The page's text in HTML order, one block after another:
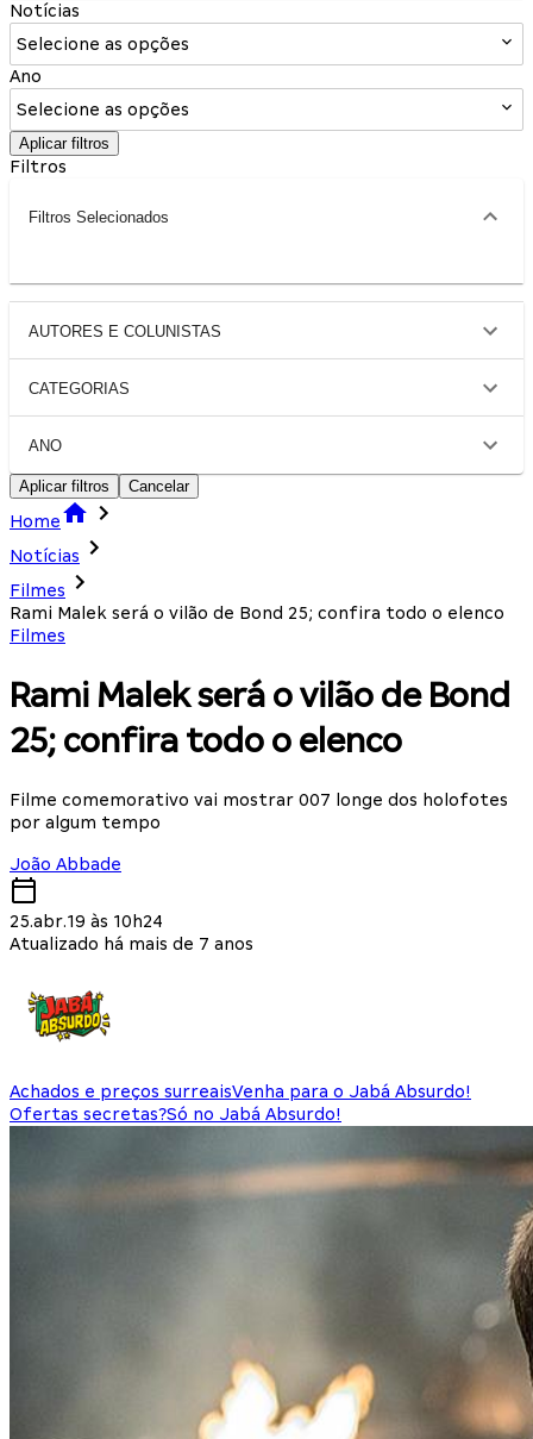
Notícias
Selecione as opções
Ano
Selecione as opções
Aplicar filtros
Filtros
Filtros Selecionados
AUTORES E COLUNISTAS
CATEGORIAS
ANO
Aplicar filtros Cancelar
Home
Notícias
Filmes
Rami Malek será o vilão de Bond 25; confira todo o elenco
Filmes
Rami Malek será o vilão de Bond
25; confira todo o elenco
Filme comemorativo vai mostrar 007 longe dos holofotes
por algum tempo
João Abbade
25.abr.19 às 10h24
Atualizado há mais de 7 anos
Achados e preços surreaisVenha para o Jabá Absurdo!
Ofertas secretas?Só no Jabá Absurdo!